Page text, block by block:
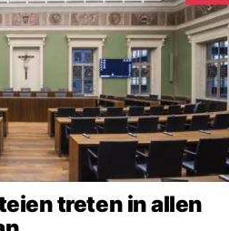
treten in allen